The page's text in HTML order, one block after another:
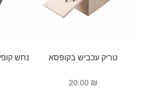
טריק עכביש בקופסא
20.00 ₪
נחש